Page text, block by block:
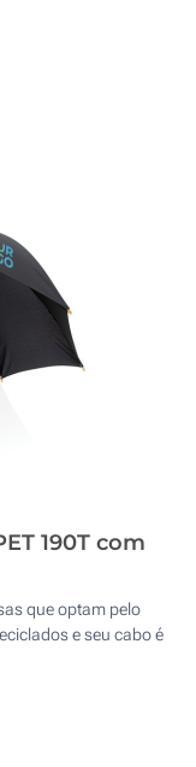
190T com
que optam pelo
e seu cabo é